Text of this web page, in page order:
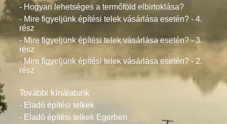
- Hogyan lehetséges a termőföld elbirtoklása?
- Mire figyeljünk építési telek vásárlása esetén? - 4.
rész
- Mire figyeljünk építési telek vásárlása esetén? - 3.
rész
- Mire figyeljünk építési telek vásárlása esetén? - 2.
rész
További kínálatunk
- Eladó építési telkek
- Eladó építési telkek Egerben